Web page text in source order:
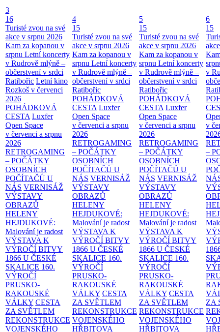
3
16
Turisté zvou na své
akce v srpnu 2026
Kam za kopanou v
srpnu Letní koncerty
v Rudrově mlýně –
občerstvení v srdci
Ratibořic Letní kino
Rozkoš v červenci
2026
POHÁDKOVÁ
CESTA Luxfer
Open Space
v červenci a srpnu
2026
RETROGAMING
– POČÁTKY
OSOBNÍCH
POČÍTAČŮ U
NÁS VERNISÁŽ
VÝSTAVY
OBRAZŮ
HELENY
HEJDUKOVÉ:
Malování je radost
VÝSTAVA K
VÝROČÍ BITVY
1866 U ČESKÉ
SKALICE 160.
VÝROČÍ
PRUSKO-
RAKOUSKÉ
VÁLKY CESTA
ZA SVĚTLEM
REKONSTRUKCE
VOJENSKÉHO
4
15
Turisté zvou na své
akce v srpnu 2026
Kam za kopanou v
srpnu Letní koncerty
v Rudrově mlýně –
občerstvení v srdci
Ratibořic
POHÁDKOVÁ
CESTA Luxfer
Open Space
v červenci a srpnu
2026
RETROGAMING
– POČÁTKY
OSOBNÍCH
POČÍTAČŮ U
NÁS VERNISÁŽ
VÝSTAVY
OBRAZŮ
HELENY
HEJDUKOVÉ:
Malování je radost
VÝSTAVA K
VÝROČÍ BITVY
1866 U ČESKÉ
SKALICE 160.
VÝROČÍ
PRUSKO-
RAKOUSKÉ
VÁLKY CESTA
ZA SVĚTLEM
REKONSTRUKCE
VOJENSKÉHO
HŘBITOVA
5
15
Turisté zvou na své
akce v srpnu 2026
Kam za kopanou v
srpnu Letní koncerty
v Rudrově mlýně –
občerstvení v srdci
Ratibořic
POHÁDKOVÁ
CESTA Luxfer
Open Space
v červenci a srpnu
2026
RETROGAMING
– POČÁTKY
OSOBNÍCH
POČÍTAČŮ U
NÁS VERNISÁŽ
VÝSTAVY
OBRAZŮ
HELENY
HEJDUKOVÉ:
Malování je radost
VÝSTAVA K
VÝROČÍ BITVY
1866 U ČESKÉ
SKALICE 160.
VÝROČÍ
PRUSKO-
RAKOUSKÉ
VÁLKY CESTA
ZA SVĚTLEM
REKONSTRUKCE
VOJENSKÉHO
HŘBITOVA
6
15
v
v
–
ZA